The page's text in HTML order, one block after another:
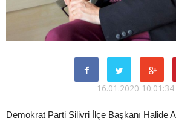
16.01.2020 10:01:34
Demokrat Parti Silivri İlçe Başkanı Halide